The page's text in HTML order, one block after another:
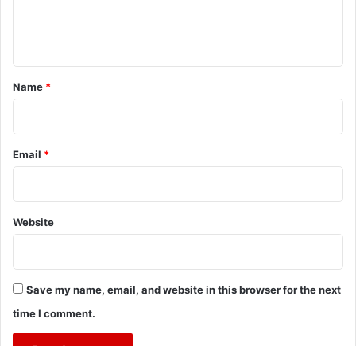
*
Name *
Email *
Website
Save my name, email, and website in this browser for the next
time I comment.